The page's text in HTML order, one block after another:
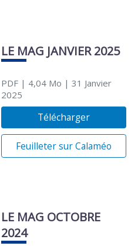
LE MAG JANVIER 2025
PDF| 4,04 Mo | 31 Janvier
2025
Télécharger
Feuilleter sur Calaméo
LE MAG OCTOBRE
2024